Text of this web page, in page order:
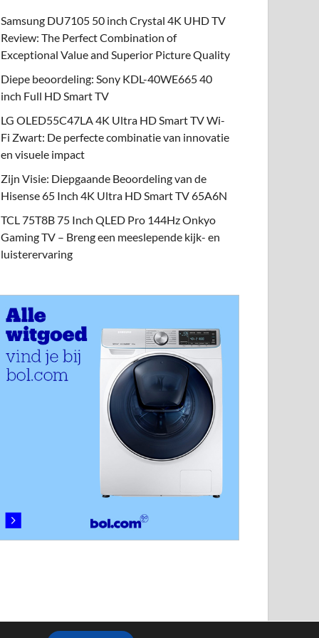
Samsung DU7105 50 inch Crystal 4K UHD TV
Review: The Perfect Combination of
Exceptional Value and Superior Picture Quality
Diepe beoordeling: Sony KDL-40WE665 40
inch Full HD Smart TV
LG OLED55C47LA 4K Ultra HD Smart TV Wi-
Fi Zwart: De perfecte combinatie van innovatie
en visuele impact
Zijn Visie: Diepgaande Beoordeling van de
Hisense 65 Inch 4K Ultra HD Smart TV 65A6N
TCL 75T8B 75 Inch QLED Pro 144Hz Onkyo
Gaming TV – Breng een meeslepende kijk- en
luisterervaring